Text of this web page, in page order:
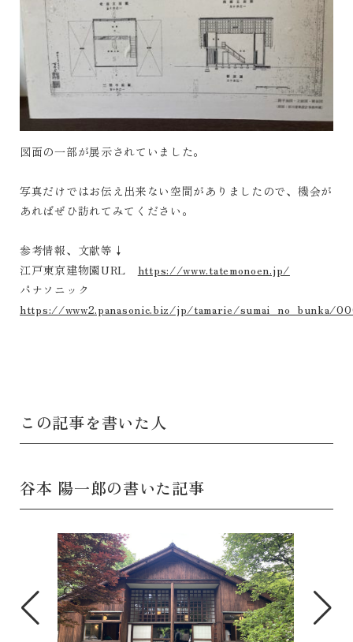
図面の一部が展示されていました。
写真だけではお伝え出来ない空間がありましたので、機会が
あればぜひ訪れてみてください。
参考情報、文献等↓
江戸東京建物園URL https://www.tatemonoen.jp/
パナソニック
https://www2.panasonic.biz/jp/tamarie/sumai_no_bunka/
この記事を書いた人
谷本 陽一郎の書いた記事